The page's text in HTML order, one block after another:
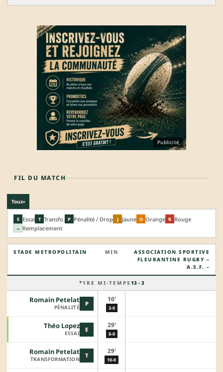
Publicité
FIL DU MATCH
Tous▾
E Essai T Transfo. P Pénalité / Drop J Jaune O Orange R Rouge
↔ Remplacement
STADE METROPOLITAIN MIN
ASSOCIATION SPORTIVE
FLEURANTINE RUGBY –
A.S.F. –
1RE MI-TEMPS 13 - 3
P
Romain Petelat
PÉNALITÉ
10'
3-0
E
Théo Lopez
ESSAI
29'
8-0
T
Romain Petelat
TRANSFORMATION
29'
10-0